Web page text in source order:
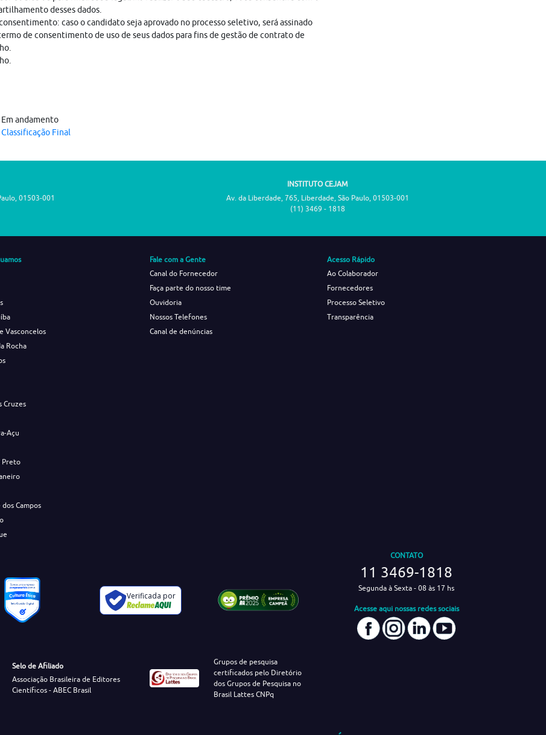
desses dados.
caso o candidato seja aprovado no processo seletivo, será assinado
de consentimento de uso de seus dados para fins de gestão de contrato de
Em andamento
Classificação Final
01503-001
INSTITUTO CEJAM
Av. da Liberdade, 765, Liberdade, São Paulo, 01503-001
(11) 3469 - 1818
Vasconcelos
Rocha
Cruzes
Açu
Preto
dos Campos
Fale com a Gente
Canal do Fornecedor
Faça parte do nosso time
Ouvidoria
Nossos Telefones
Canal de denúncias
Acesso Rápido
Ao Colaborador
Fornecedores
Processo Seletivo
Transparência
Verificada por
CONTATO
11 3469-1818
Segunda à Sexta - 08 às 17 hs
Acesse aqui nossas redes sociais
Selo de Afiliado
Associação Brasileira de Editores
Científicos - ABEC Brasil
Grupos de pesquisa
certificados pelo Diretório
dos Grupos de Pesquisa no
Brasil Lattes CNPq